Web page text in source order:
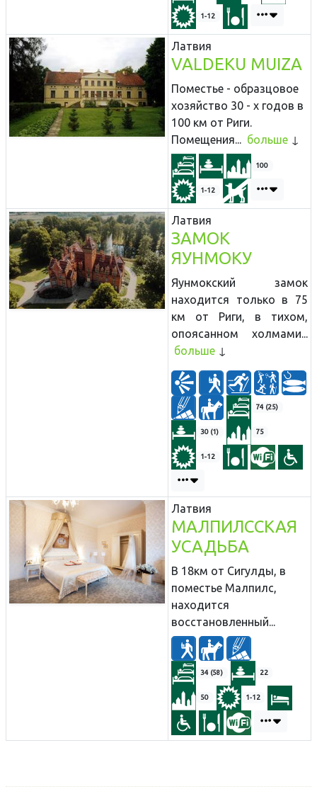
1-12
Латвия
VALDEKU MUIZA
Поместье - образцовое
хозяйство 30 - х годов в
100 км от Риги.
Помещения...
больше
100
1-12
Латвия
ЗАМОК
ЯУНМОКУ
Яунмокский замок
находится только в 75
км от Риги, в тихом,
опоясанном холмами...
больше
74 (25)
30 (1) 75
1-12
Латвия
МАЛПИЛССКАЯ
УСАДЬБА
В 18км от Сигулды, в
поместье Малпилс,
находится
восстановленный...
34 (58) 22
50 1-12